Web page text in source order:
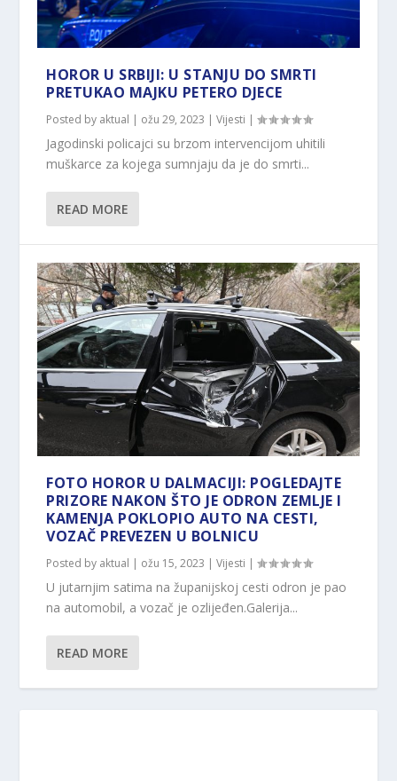
HOROR U SRBIJI: U STANJU DO SMRTI
PRETUKAO MAJKU PETERO DJECE
Posted by aktual | ožu 29, 2023 |Vijesti |
Jagodinski policajci su brzom intervencijom uhitili
muškarce za kojega sumnjaju da je do smrti...
READ MORE
FOTO HOROR U DALMACIJI: POGLEDAJTE
PRIZORE NAKON ŠTO JE ODRON ZEMLJE I
KAMENJA POKLOPIO AUTO NA CESTI,
VOZAČ PREVEZEN U BOLNICU
Posted by aktual | ožu 15, 2023 |Vijesti |
U jutarnjim satima na županijskoj cesti odron je pao
na automobil, a vozač je ozlijeđen.Galerija...
READ MORE